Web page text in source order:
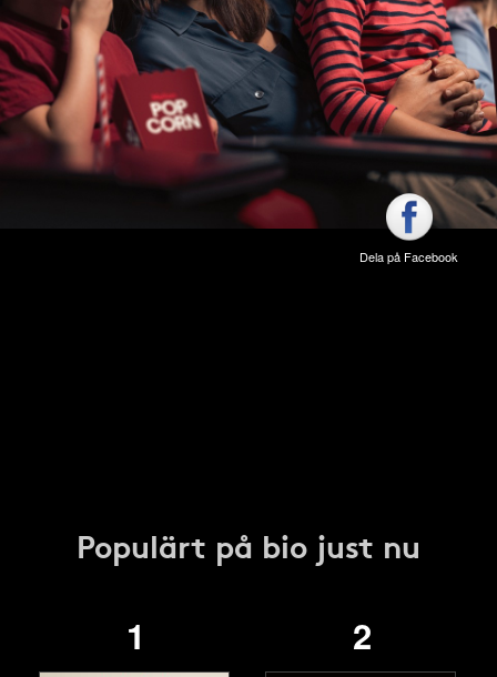
Dela på Facebook
Populärt på bio just nu
1 2